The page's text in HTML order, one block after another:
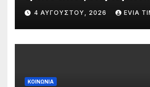
δασκάλων;»
4 ΑΥΓΟΎΣΤΟΥ, 2026 EVIA
ΚΟΙΝΩΝΙΑ